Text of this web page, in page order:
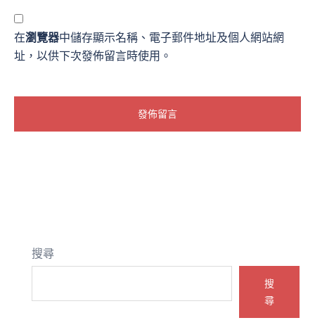
在瀏覽器中儲存顯示名稱、電子郵件地址及個人網站網
址，以供下次發佈留言時使用。
搜尋
搜
尋